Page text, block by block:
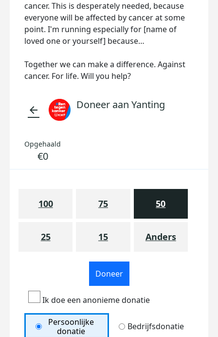
cancer. This is desperately needed, because
everyone will be affected by cancer at some
point. I'm running especially for [name of
loved one or yourself] because…
Together we can make a difference. Against
cancer. For life. Will you help?
arrow_back Doneer aan Yanting
Opgehaald
€0
100 75 50
25 15 Anders
Doneer
Ik doe een anonieme donatie
Persoonlijke
donatie
Bedrijfsdonatie